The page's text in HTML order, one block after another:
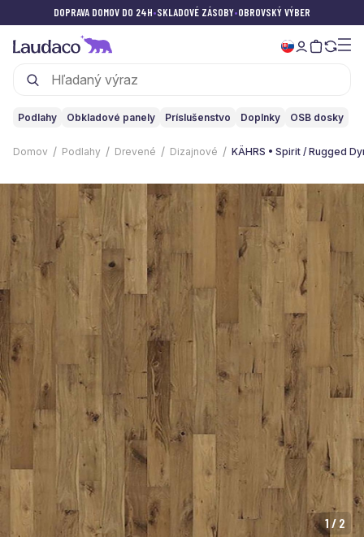
DOPRAVA DOMOV DO 24H•SKLADOVÉ ZÁSOBY•OBROVSKÝ VÝBER
Podlahy Obkladové panely Príslušenstvo Doplnky OSB dosky
Domov Podlahy Drevené Dizajnové KÄHRS • Spirit / Rugged
1 / 2